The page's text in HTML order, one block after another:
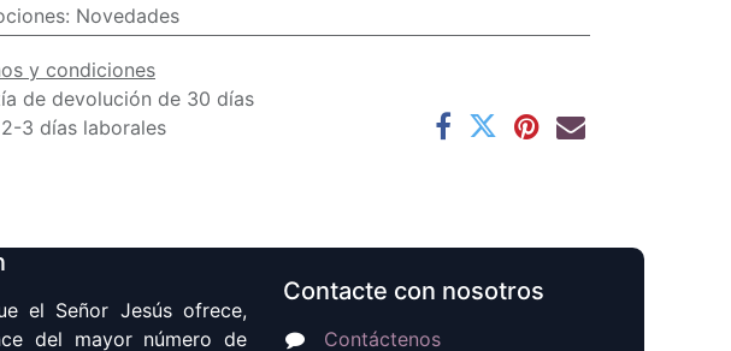
: Novedades
y condiciones
de devolución de 30 días
3 días laborales
el Señor Jesús ofrece,
del mayor número de
Contacte con nosotros
Contáctenos